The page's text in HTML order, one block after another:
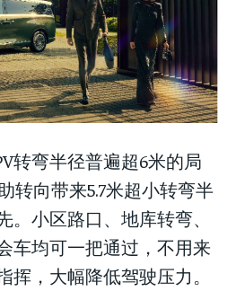
转弯半径普遍超6米的局
转向带来5.7米超小转弯半
。小区路口、地库转弯、
车均可一把通过，不用来
挥，大幅降低驾驶压力。